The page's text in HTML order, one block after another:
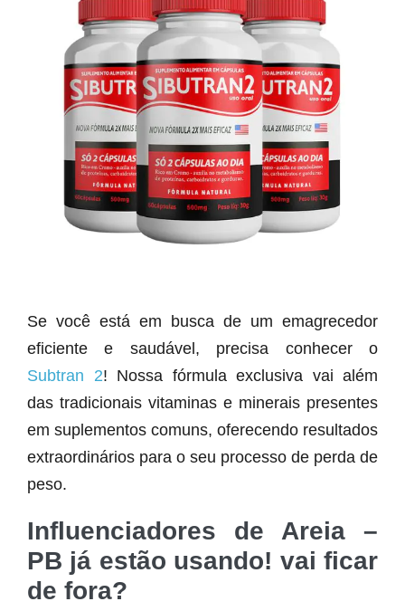
Se você está em busca de um emagrecedor
eficiente e saudável, precisa conhecer o
Subtran 2! Nossa fórmula exclusiva vai além
das tradicionais vitaminas e minerais presentes
em suplementos comuns, oferecendo resultados
extraordinários para o seu processo de perda de
peso.
Influenciadores de Areia –
PB já estão usando! vai ficar
de fora?